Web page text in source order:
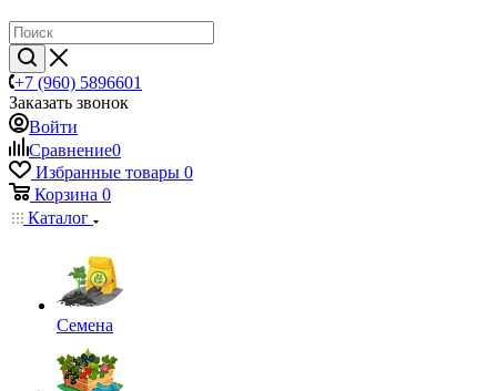
+7 (960) 5896601
Заказать звонок
Войти
Сравнение0
Избранные товары 0
Корзина 0
Каталог
Семена